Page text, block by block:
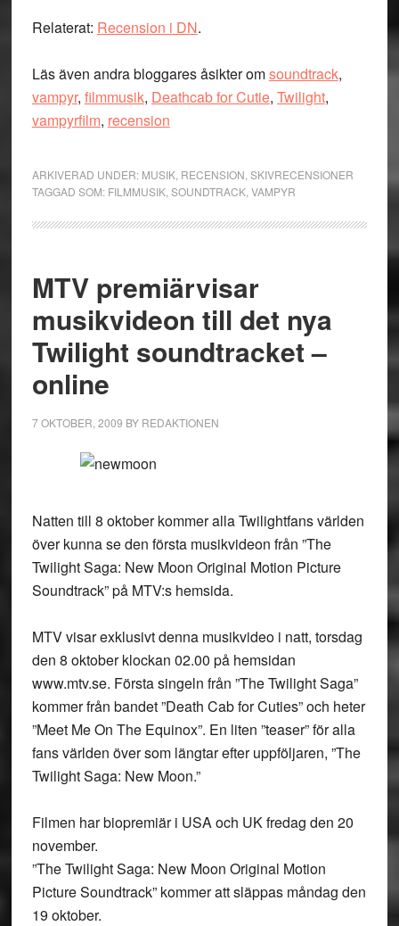
Relaterat: Recension i DN.
Läs även andra bloggares åsikter omsoundtrack,
vampyr, filmmusik, Deathcab for Cutie, Twilight,
vampyrfilm, recension
ARKIVERAD UNDER: MUSIK, RECENSION SKIVRECENSIONER
TAGGAD SOM: FILMMUSIK, SOUNDTRACK, VAMPYR
MTV premiärvisar
musikvideon till det nya
Twilight soundtracket –
online
7 OKTOBER, 2009 BY REDAKTIONEN
Natten till 8 oktober kommer alla Twilightfans världen
över kunna se den första musikvideon från ”The
Twilight Saga: New Moon Original Motion Picture
Soundtrack” på MTV:s hemsida.
MTV visar exklusivt denna musikvideo i natt, torsdag
den 8 oktober klockan 02.00 på hemsidan
www.mtv.se. Första singeln från ”The Twilight Saga”
kommer från bandet ”Death Cab for Cuties” och heter
”Meet Me On The Equinox”. En liten ”teaser” för alla
fans världen över som längtar efter uppföljaren, ”The
Twilight Saga: New Moon.”
Filmen har biopremiär i USA och UK fredag den 20
november.
”The Twilight Saga: New Moon Original Motion
Picture Soundtrack” kommer att släppas måndag den
19 oktober.